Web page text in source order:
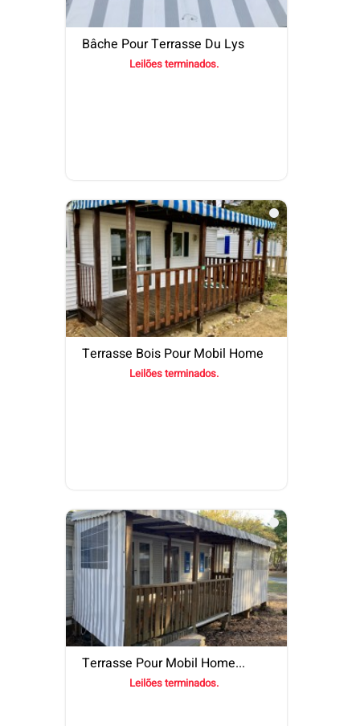
Bâche Pour Terrasse Du Lys
Leilões terminados.
Terrasse Bois Pour Mobil Home
Leilões terminados.
Terrasse Pour Mobil Home...
Leilões terminados.